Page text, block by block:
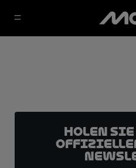
Holen
offiziellen